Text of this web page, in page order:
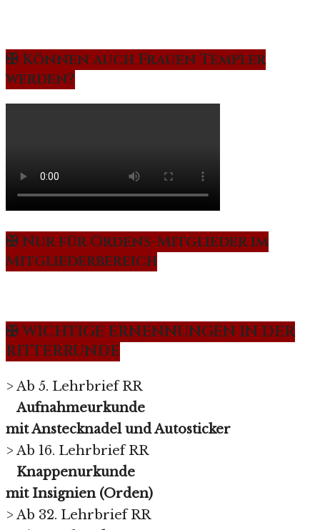
✠ Können auch Frauen Templer
werden?
✠ Nur für Ordens-Mitglieder im
Mitgliederbereich
✠ WICHTIGE ERNENNUNGEN IN DER
RITTERRUNDE
> Ab 5. Lehrbrief RR
Aufnahmeurkunde
mit Anstecknadel und Autosticker
> Ab 16. Lehrbrief RR
Knappenurkunde
mit Insignien (Orden)
> Ab 32. Lehrbrief RR